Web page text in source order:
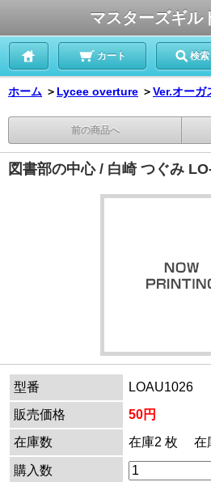
マスターズギル
カート 検索
ホーム ＞ Lycee overture ＞Ver.オーガ
前の商品へ
図書部の中心 / 白崎 つぐみ
型番
LOAU1026
販売価格
50円
在庫数
在庫2 枚 在
購入数